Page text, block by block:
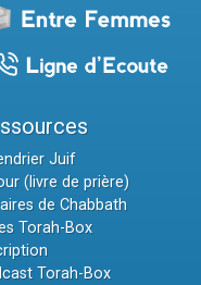
Juif
(livre de prière)
de Chabbath
Torah-Box
Torah-Box